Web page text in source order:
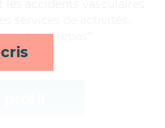
et repas*